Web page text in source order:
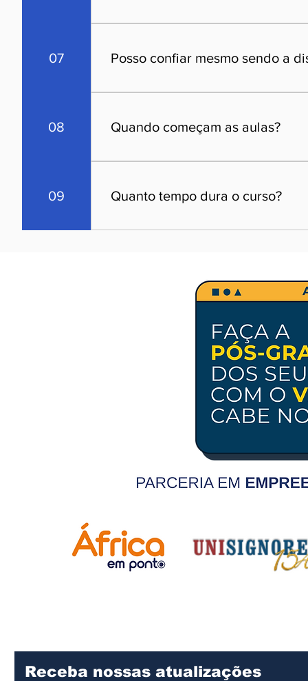
Sim, você pode estudar de onde
07 Posso confiar mesmo sendo a
Claro! Você terá acesso a um portal
08 Quando começam as aulas?
As turmas são formadas rapidamente, e
09 Quanto tempo dura o curso?
Depende do curso escolhido, mas
Receba nossas atualizações